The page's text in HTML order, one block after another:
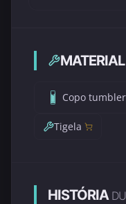
Copo tumbler
Tigela
HISTÓRIA